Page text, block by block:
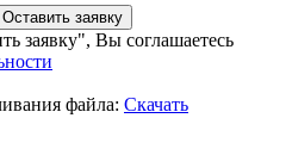
Оставить заявку
заявку", Вы соглашаетесь
файла: Скачать